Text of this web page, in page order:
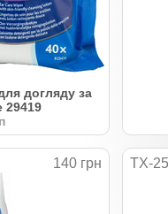
догляду за
29419
140 грн TX-